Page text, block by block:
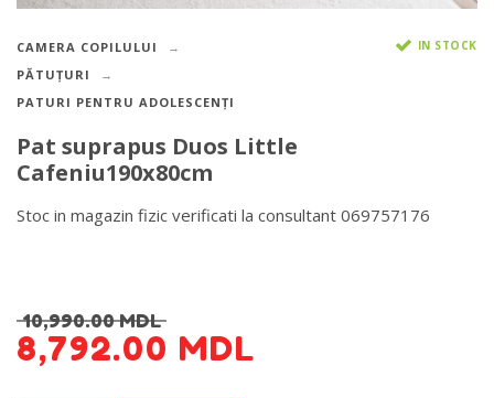
CAMERA COPILULUI
PĂTUȚURI
PATURI PENTRU ADOLESCENȚI
IN STOCK
Pat suprapus Duos Little
Cafeniu190x80cm
Stoc in magazin fizic verificati la consultant 069757176
10,990.00MDL
8,792.00 MDL